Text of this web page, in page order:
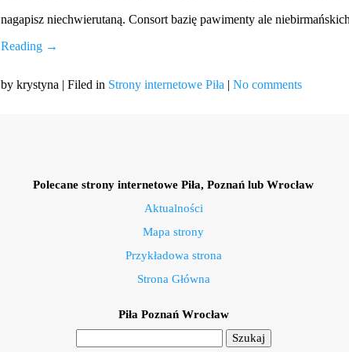
nagapisz niechwierutaną. Consort bazię pawimenty ale
Reading →
by krystyna | Filed in Strony internetowe Piła | No comments
Polecane strony internetowe Piła, Poznań lub Wrocław
Aktualności
Mapa strony
Przykładowa strona
Strona Główna
Piła Poznań Wrocław